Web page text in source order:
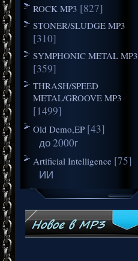
ROCK MP3 [827]
STONER/SLUDGE MP3
[310]
SYMPHONIC METAL MP3
[359]
THRASH/SPEED
METAL/GROOVE MP3
[1499]
Old Demo,EP [43]
до 2000г
Artificial Intelligence [75]
ИИ